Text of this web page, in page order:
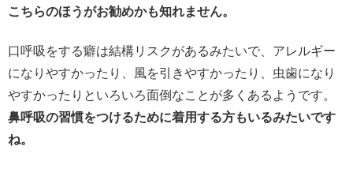
こちらのほうがお勧めかも知れません。
口呼吸をする癖は結構リスクがあるみたいで、アレルギー
になりやすかったり、風を引きやすかったり、虫歯になり
やすかったりといろいろ面倒なことが多くあるようです。
鼻呼吸の習慣をつけるために着用する方もいるみたいです
ね。